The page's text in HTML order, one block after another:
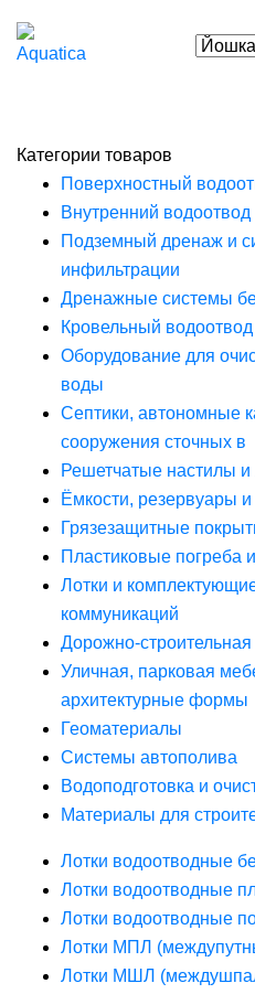
Категории товаров
Поверхностный
Внутренний
Подземный дренаж и
инфильтрации
Дренажные системы
Кровельный водоотвод
Оборудование для
воды
Септики, автономные
сооружения сточных в
Решетчатые настилы и
Ёмкости, резервуары
Грязезащитные
Пластиковые погреба
Лотки и
коммуникаций
Дорожно-строительная
Уличная, парковая
архитектурные формы
Геоматериалы
Системы автополива
Водоподготовка и
Материалы для
Лотки водоотводные
Лотки водоотводные
Лотки водоотводные
Лотки МПЛ
Лотки МШЛ